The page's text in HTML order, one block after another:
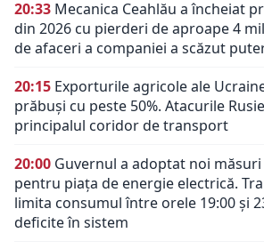
20:33 Mecanica Ceahlău a încheiat
din 2026 cu pierderi de aproape 4
de afaceri a companiei a scăzut
20:15 Exporturile agricole ale
prăbuși cu peste 50%. Atacurile
principalul coridor de transport
20:00 Guvernul a adoptat noi
pentru piața de energie electrică.
limita consumul între orele 19:00 și
deficite în sistem